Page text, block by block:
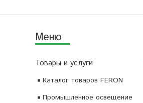
Товары и услуги
Каталог товаров FERON
Промышленное освещение